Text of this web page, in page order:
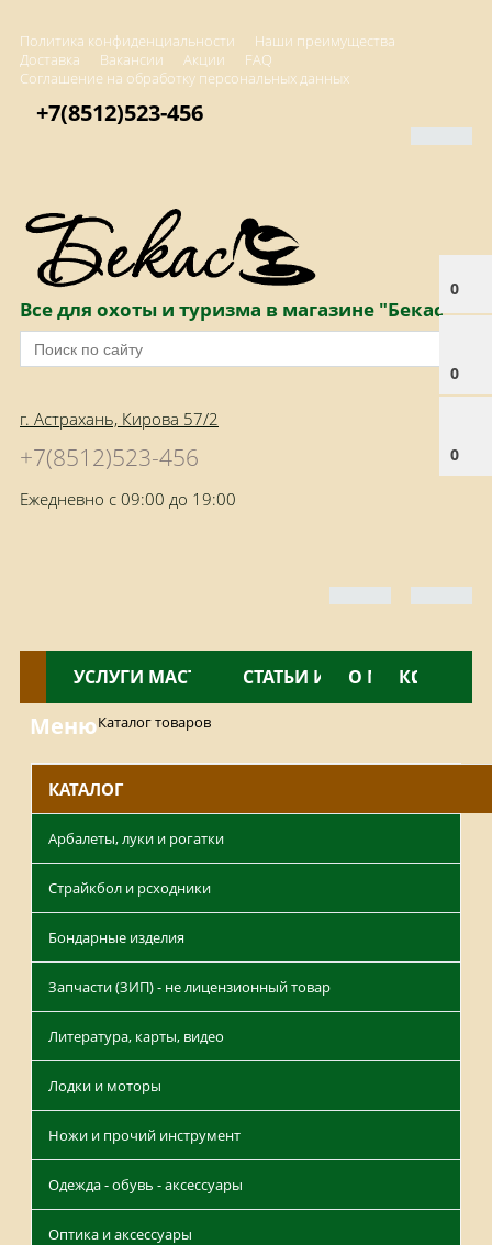
Политика конфиденциальности
Наши преимущества
Доставка
Вакансии Акции
FAQ
Соглашение на обработку персональных данных
0
0
0
+7(8512)523-456
Все для охоты и туризма в магазине "Бекас"
г. Астрахань, Кирова 57/2
+7(8512)523-456
Ежедневно с 09:00 до 19:00
КАТАЛОГ
УСЛУГИ МАСТЕРСКОЙНОВОСТИ
СТАТЬИ И ОБЗОРЫ
О МАГАЗИНЕ
МенюКаталог товаров
КАТАЛОГ
Арбалеты, луки и рогатки
Страйкбол и рсходники
Бондарные изделия
Запчасти (ЗИП) - не лицензионный товар
Литература, карты, видео
Лодки и моторы
Ножи и прочий инструмент
Одежда - обувь - аксессуары
Оптика и аксессуары